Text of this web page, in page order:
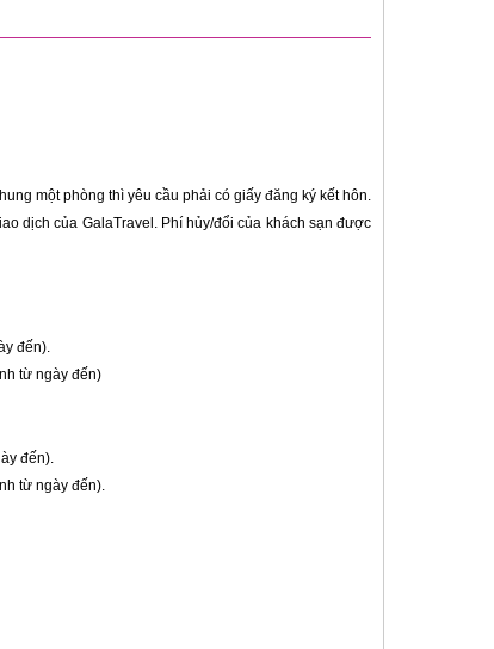
một phòng thì yêu cầu phải có giấy đăng ký kết hôn.
dịch của GalaTravel. Phí hủy/đổi của khách sạn được
đến).
từ ngày đến)
đến).
từ ngày đến).